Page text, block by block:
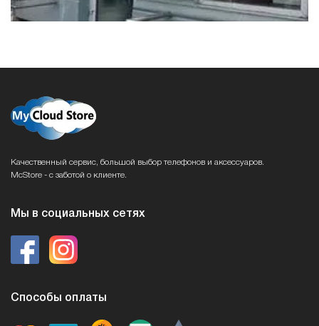
Качественный сервис, большой выбор телефонов и аксессуаров.
McStore - с заботой о клиенте.
Мы в социальных сетях
Способы оплаты